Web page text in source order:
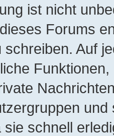
ist nicht
Forums
schreiben. Auf
sie schnell